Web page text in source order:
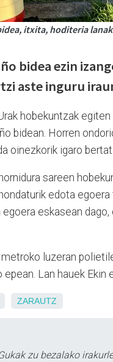
itxita, hoditeria
bidea ezin
aste inguru
hobekuntzak
bidean. Horren
oinezkorik igaro
sareen
edota
egoera eskasean
luzeran
Lan hauek Ekin
ZARAUTZ
zu bezalako